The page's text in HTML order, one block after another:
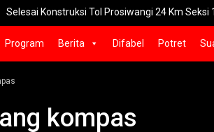
Tol Prosiwangi 24 Km Seksi 1-2 Siap
Program Berita Difabel Potret
kompas